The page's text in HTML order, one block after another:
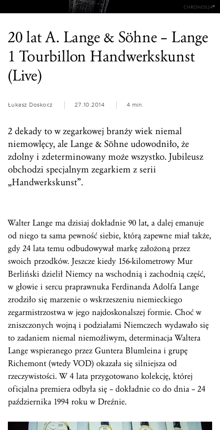
20 lat A. Lange & Söhne – Lange
1 Tourbillon Handwerkskunst
(Live)
Łukasz Doskocz 27.10.2014 4 min.
2 dekady to w zegarkowej branży wiek niemal
niemowlęcy, ale Lange & Söhne udowodniło, że
zdolny i zdeterminowany może wszystko. Jubileusz
obchodzi specjalnym zegarkiem z serii
„Handwerkskunst”.
Walter Lange ma dzisiaj dokładnie 90 lat, a dalej emanuje
od niego ta sama pewność siebie, którą zapewne miał także,
gdy 24 lata temu odbudowywał markę założoną przez
swoich przodków. Jeszcze kiedy 156-kilometrowy Mur
Berliński dzielił Niemcy na wschodnią i zachodnią część,
w głowie i sercu praprawnuka Ferdinanda Adolfa Lange
zrodziło się marzenie o wskrzeszeniu niemieckiego
zegarmistrzostwa w jego najdoskonalszej formie. Choć w
zniszczonych wojną i podziałami Niemczech wydawało się
to zadaniem niemal niemożliwym, determinacja Waltera
Lange wspieranego przez Guntera Blumleina i grupę
Richemont (wtedy VOD) okazała się silniejsza od
rzeczywistości. W 4 lata przygotowano kolekcję, której
oficjalna premiera odbyła się – dokładnie co do dnia – 24
października 1994 roku w Dreźnie.